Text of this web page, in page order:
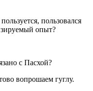
пользовался
опыт?
с Пасхой?
вопрошаем гуглу.